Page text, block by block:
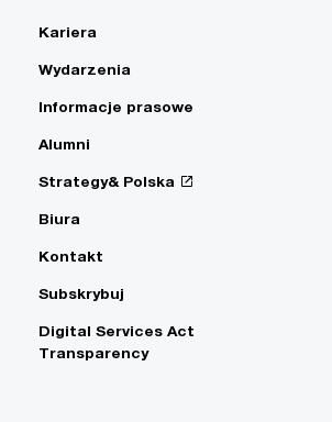
Kariera
Wydarzenia
Informacje prasowe
Alumni
Strategy& Polska
Biura
Kontakt
Subskrybuj
Digital Services Act
Transparency